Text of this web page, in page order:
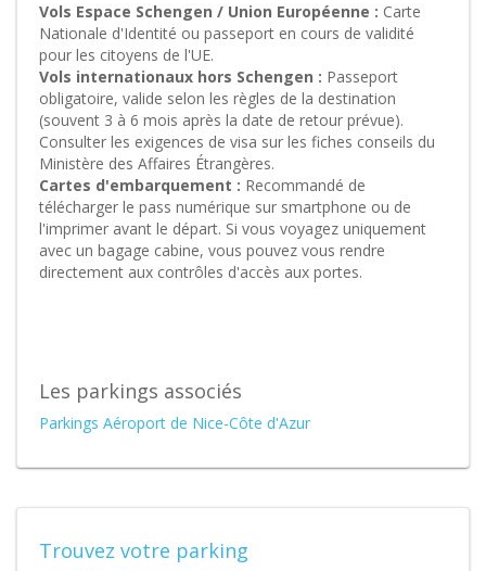
Vols Espace Schengen / Union Européenne : Carte
Nationale d'Identité ou passeport en cours de validité
pour les citoyens de l'UE.
Vols internationaux hors Schengen : Passeport
obligatoire, valide selon les règles de la destination
(souvent 3 à 6 mois après la date de retour prévue).
Consulter les exigences de visa sur les fiches conseils du
Ministère des Affaires Étrangères.
Cartes d'embarquement : Recommandé de
télécharger le pass numérique sur smartphone ou de
l'imprimer avant le départ. Si vous voyagez uniquement
avec un bagage cabine, vous pouvez vous rendre
directement aux contrôles d'accès aux portes.
Les parkings associés
Parkings Aéroport de Nice-Côte d'Azur
Trouvez votre parking